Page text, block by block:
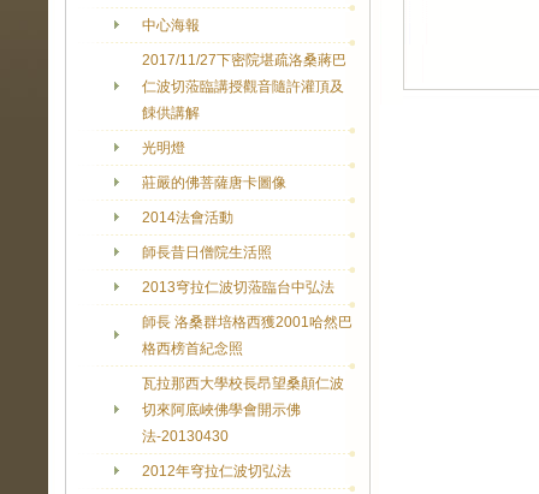
中心海報
2017/11/27下密院堪疏洛桑蔣巴
仁波切蒞臨講授觀音隨許灌頂及
餗供講解
光明燈
莊嚴的佛菩薩唐卡圖像
2014法會活動
師長昔日僧院生活照
2013穹拉仁波切蒞臨台中弘法
師長 洛桑群培格西獲2001哈然巴
格西榜首紀念照
瓦拉那西大學校長昂望桑顛仁波
切來阿底峽佛學會開示佛
法-20130430
2012年穹拉仁波切弘法